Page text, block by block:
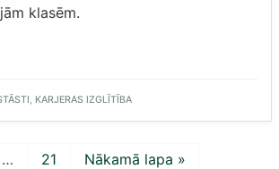
klasēm.
, KARJERAS IZGLĪTĪBA
… 21 Nākamā lapa »